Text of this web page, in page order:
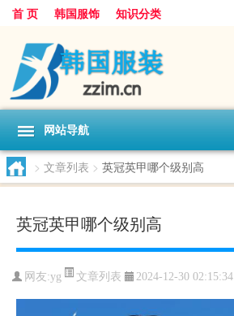
首 页 韩国服饰 知识分类
网站导航
> 文章列表 > 英冠英甲哪个级别高
英冠英甲哪个级别高
网友:yg 文章列表 2024-12-30 02:15:34